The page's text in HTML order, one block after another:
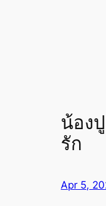
น้อง
รัก
Apr 5,